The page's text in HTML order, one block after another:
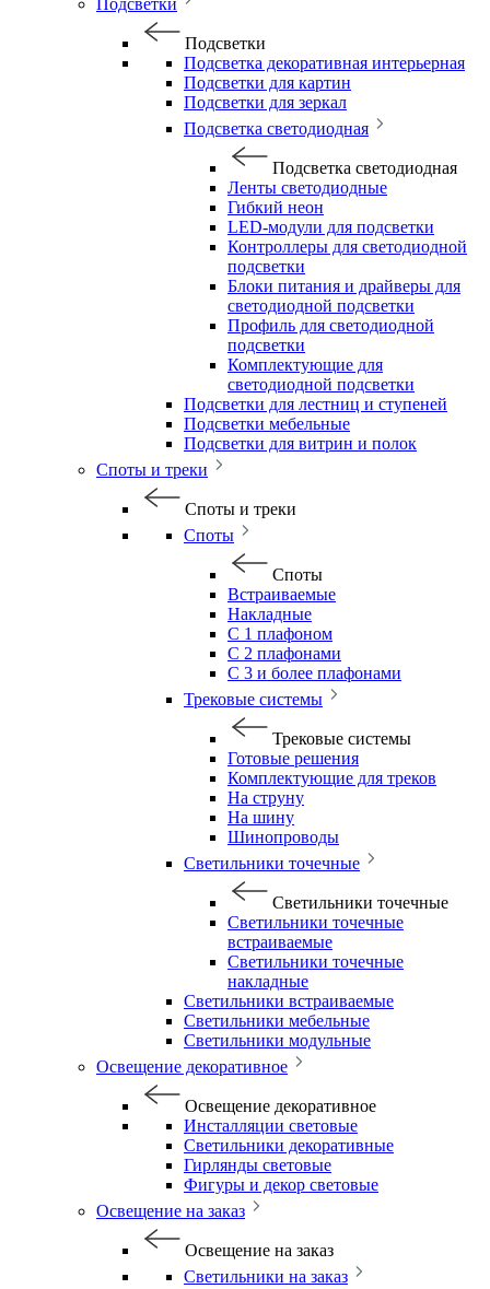
Подсветки
Подсветки
Подсветка декоративная интерьерная
Подсветки для картин
Подсветки для зеркал
Подсветка светодиодная
Подсветка светодиодная
Ленты светодиодные
Гибкий неон
LED-модули для подсветки
Контроллеры для светодиодной
подсветки
Блоки питания и драйверы для
светодиодной подсветки
Профиль для светодиодной
подсветки
Комплектующие для
светодиодной подсветки
Подсветки для лестниц и ступеней
Подсветки мебельные
Подсветки для витрин и полок
Споты и треки
Споты и треки
Споты
Споты
Встраиваемые
Накладные
С 1 плафоном
С 2 плафонами
С 3 и более плафонами
Трековые системы
Трековые системы
Готовые решения
Комплектующие для треков
На струну
На шину
Шинопроводы
Светильники точечные
Светильники точечные
Светильники точечные
встраиваемые
Светильники точечные
накладные
Светильники встраиваемые
Светильники мебельные
Светильники модульные
Освещение декоративное
Освещение декоративное
Инсталляции световые
Светильники декоративные
Гирлянды световые
Фигуры и декор световые
Освещение на заказ
Освещение на заказ
Светильники на заказ